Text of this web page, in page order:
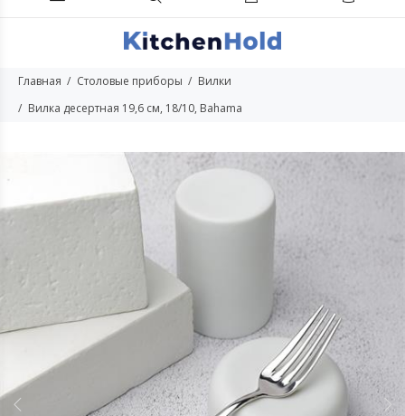
Главная Столовые приборы
Вилки
Вилка десертная 19,6 см, 18/10, Bahama